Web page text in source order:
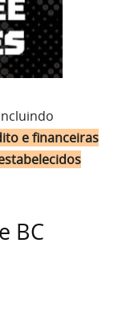
e financeiras
BC